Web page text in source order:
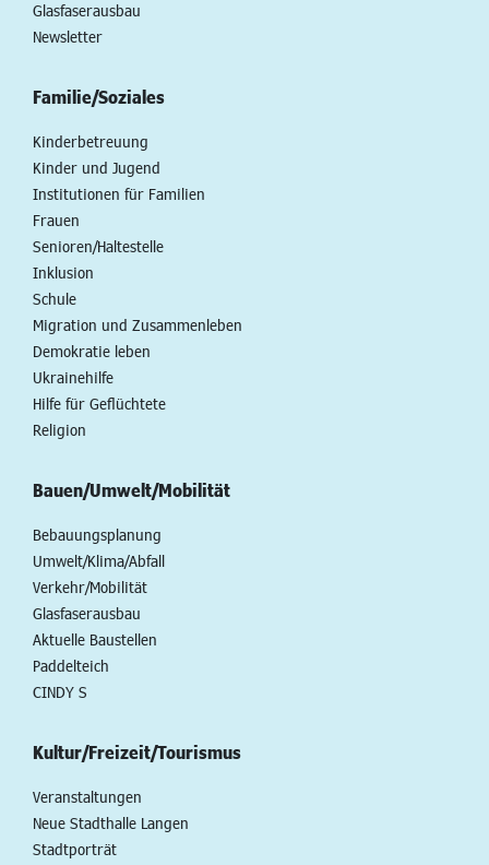
Glasfaserausbau
Newsletter
Familie/Soziales
Kinderbetreuung
Kinder und Jugend
Institutionen für Familien
Frauen
Senioren/Haltestelle
Inklusion
Schule
Migration und Zusammenleben
Demokratie leben
Ukrainehilfe
Hilfe für Geflüchtete
Religion
Bauen/Umwelt/Mobilität
Bebauungsplanung
Umwelt/Klima/Abfall
Verkehr/Mobilität
Glasfaserausbau
Aktuelle Baustellen
Paddelteich
CINDY S
Kultur/Freizeit/Tourismus
Veranstaltungen
Neue Stadthalle Langen
Stadtporträt